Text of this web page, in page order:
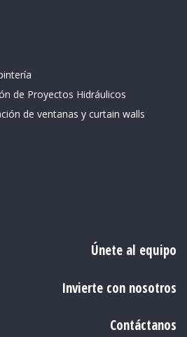
de Proyectos Hidráulicos
de ventanas y curtain walls
Únete al equipo
Invierte con nosotros
Contáctanos